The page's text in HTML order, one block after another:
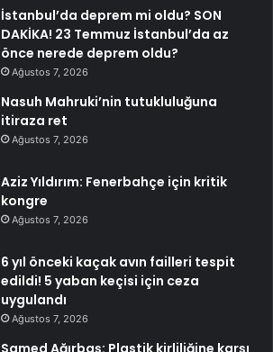
İstanbul’da deprem mi oldu? SON
DAKİKA! 23 Temmuz İstanbul’da az
önce nerede deprem oldu?
Ağustos 7, 2026
Nasuh Mahruki’nin tutukluluğuna
itiraza ret
Ağustos 7, 2026
Aziz Yıldırım: Fenerbahçe için kritik
kongre
Ağustos 7, 2026
6 yıl önceki kaçak avın failleri tespit
edildi! 5 yaban keçisi için ceza
uygulandı
Ağustos 7, 2026
Samed Ağırbaş: Plastik kirliliğine karşı